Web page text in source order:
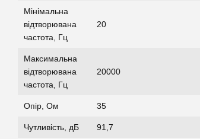
Мінімальна
відтворювана
частота, Гц
20
Максимальна
відтворювана
частота, Гц
20000
Опір, Ом 35
Чутливість, дБ 91,7